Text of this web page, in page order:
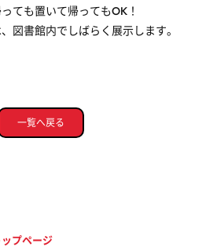
ても置いて帰ってもOK ！
図書館内でしばらく展示します。
一覧へ戻る
プページ